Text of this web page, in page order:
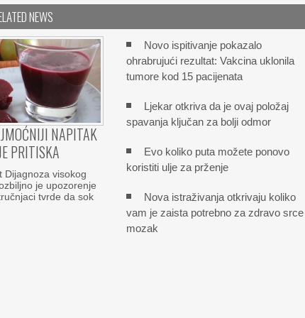
NEWS
NAPITAK
PRITISKA
Dijagnoza visokog
je upozorenje
tvrde da sok
Novo ispitivanje pokazalo
ohrabrujući rezultat: Vakcina uklonila
tumore kod 15 pacijenata
Ljekar otkriva da je ovaj položaj
spavanja ključan za bolji odmor
Evo koliko puta možete ponovo
koristiti ulje za prženje
Nova istraživanja otkrivaju koliko
vam je zaista potrebno za zdravo
mozak